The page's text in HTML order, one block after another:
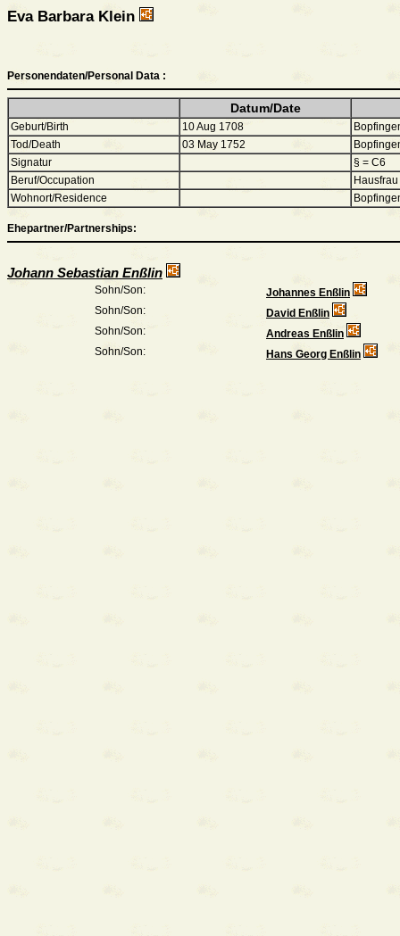
Eva Barbara Klein
Personendaten/Personal Data :
Datum/Date
Geburt/Birth 10 Aug 1708
Tod/Death
03 May 1752
Signatur
§ = C6
Beruf/Occupation
Hausfrau
Wohnort/Residence
Ehepartner/Partnerships:
Johann Sebastian Enßlin
Sohn/Son:
Johannes Enßlin
Sohn/Son:
David Enßlin
Sohn/Son:
Andreas Enßlin
Sohn/Son:
Hans Georg Enßlin